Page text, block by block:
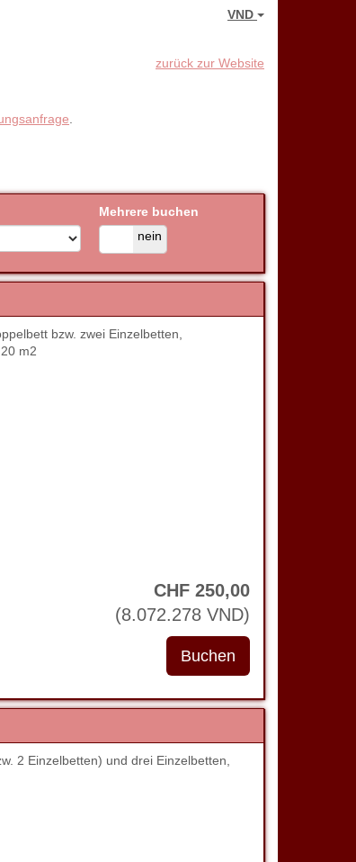
VND
zurück zur Website
Mehrere buchen
nein
bzw. zwei Einzelbetten,
m2
CHF 250,00
(8.072.278 VND)
2 Einzelbetten) und drei Einzelbetten,